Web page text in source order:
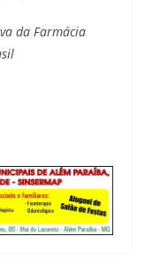
da Farmácia